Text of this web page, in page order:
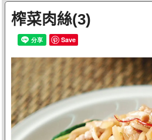
榨菜肉絲(3)
Save